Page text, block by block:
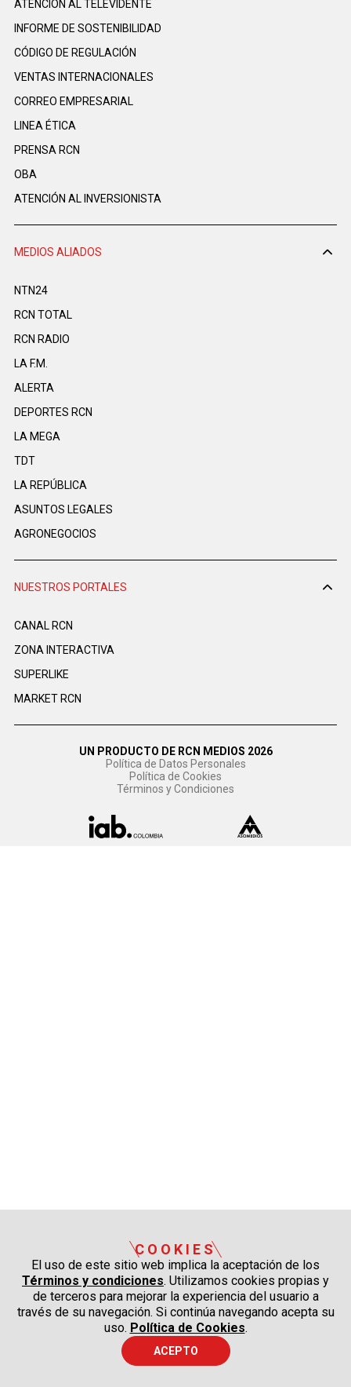
ATENCIÓN AL TELEVIDENTE
INFORME DE SOSTENIBILIDAD
CÓDIGO DE REGULACIÓN
VENTAS INTERNACIONALES
CORREO EMPRESARIAL
LINEA ÉTICA
PRENSA RCN
OBA
ATENCIÓN AL INVERSIONISTA
MEDIOS ALIADOS
NTN24
RCN TOTAL
RCN RADIO
LA F.M.
ALERTA
DEPORTES RCN
LA MEGA
TDT
LA REPÚBLICA
ASUNTOS LEGALES
AGRONEGOCIOS
NUESTROS PORTALES
CANAL RCN
ZONA INTERACTIVA
SUPERLIKE
MARKET RCN
UN PRODUCTO DE RCN MEDIOS 2026
Política de Datos Personales
Política de Cookies
Términos y Condiciones
COOKIES
El uso de este sitio web implica la aceptación de los
Términos y condiciones. Utilizamos cookies propias y
de terceros para mejorar la experiencia del usuario a
través de su navegación. Si continúa navegando acepta su
uso. Política de Cookies.
ACEPTO